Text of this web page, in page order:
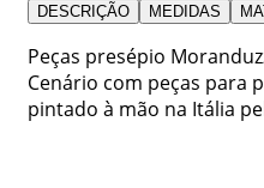
DESCRIÇÃO MEDIDAS
Peças presépio
Cenário com peças para
pintado à mão na Itália